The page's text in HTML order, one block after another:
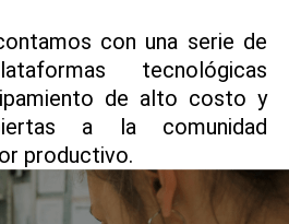
con una serie de
tecnológicas
de alto costo y
a la comunidad
productivo.